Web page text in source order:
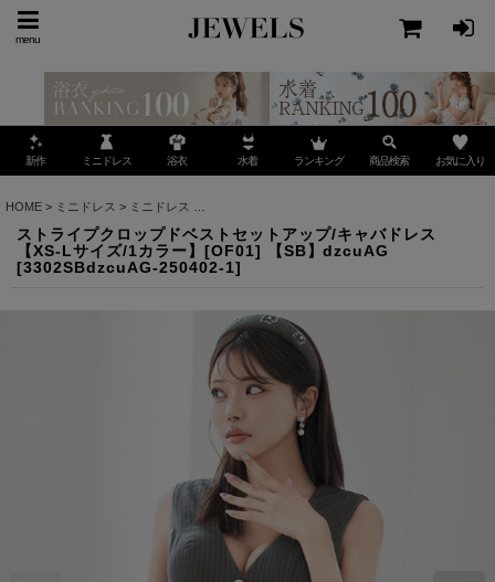
menu
新作 ミニドレス 浴衣 水着 ランキング 商品検索 お気に入り
HOME > ミニドレス > ミニドレス
ストライプクロップドベストセットアップ/キャバドレス
【XS-Lサイズ/1カラー】[OF01] 【SB】dzcuAG
[3302SBdzcuAG-250402-1]